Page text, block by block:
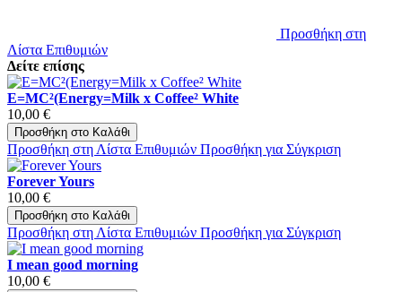
Προσθήκη στη
Λίστα Επιθυμιών
Δείτε επίσης
E=MC²(Energy=Milk x Coffee² White
10,00 €
Προσθήκη στο Καλάθι
Προσθήκη στη Λίστα Επιθυμιών Προσθήκη για Σύγκριση
Forever Yours
10,00 €
Προσθήκη στο Καλάθι
Προσθήκη στη Λίστα Επιθυμιών Προσθήκη για Σύγκριση
I mean good morning
10,00 €